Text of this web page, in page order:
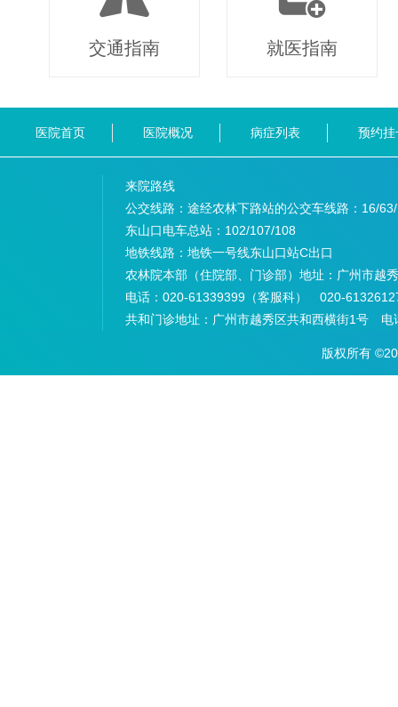
交通指南 就医指南
医院首页 医院概况 病症列表 预约挂
来院路线
公交线路：途经农林下路站的公交车线路： 16/
东山口电车总站： 102/107/108
地铁线路： 地铁一号线东山口站C出口
农林院本部（住院部、门诊部）地址： 广州市越
电话： 020-61339399（客服科） 020-
共和门诊地址： 广州市越秀区共和西横街1号 电
版权所有